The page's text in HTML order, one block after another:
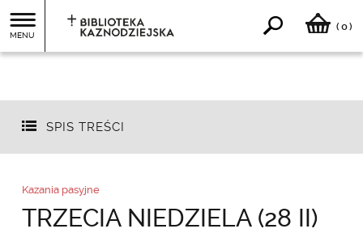
MENU
( 0)
SPIS TREŚCI
Kazania pasyjne
TRZECIA NIEDZIELA (28 II)